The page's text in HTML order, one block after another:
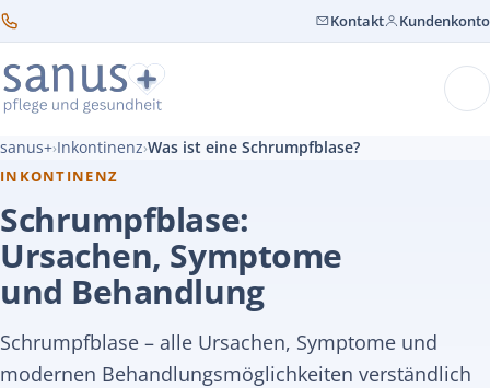
Kontakt Kundenkonto
sanus+›Inkontinenz›Was ist eine Schrumpfblase?
INKONTINENZ
Schrumpfblase:
Ursachen, Symptome
und Behandlung
Schrumpfblase – alle Ursachen, Symptome und
modernen Behandlungsmöglichkeiten verständlich